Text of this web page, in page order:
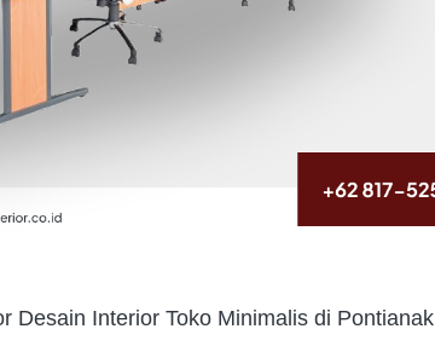
Desain Interior Toko Minimalis di Pontianak